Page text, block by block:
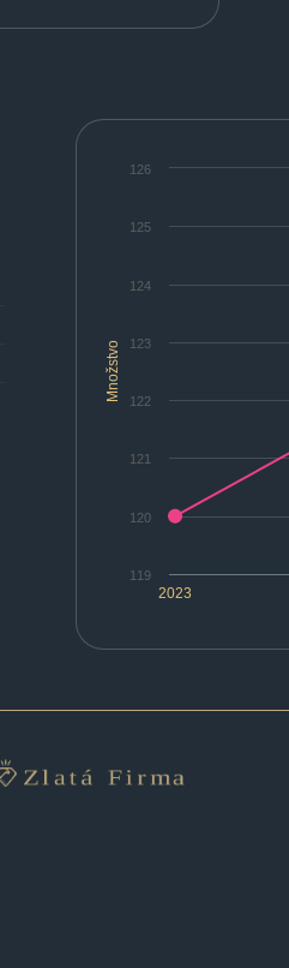
Množstvo
2023
119
120
121
122
123
124
125
126